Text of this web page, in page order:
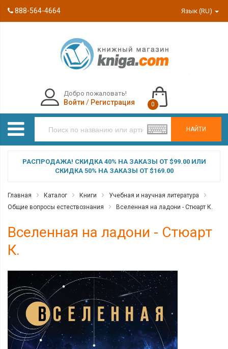
888-564-4664 Язык (RU)
НАЙТИ
Добро пожаловать!
Войти / Регистрация 0
РАСПРОДАЖА! СКИДКА 40% НА ЗАКАЗЫ ОТ $99.00 ИЛИ
СКИДКА 50% НА ЗАКАЗЫ ОТ $169.00
Главная Каталог Книги
Учебная и научная литература
Общие вопросы естествознания
Вселенная на ладони - Стюарт К.
Вселенная на ладони - Стюарт
К.